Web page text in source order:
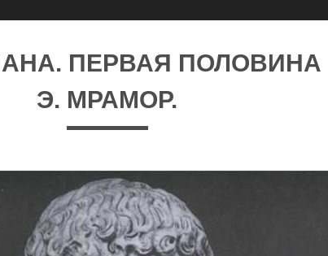
ПЕРВАЯ ПОЛОВИНА
Э. МРАМОР.